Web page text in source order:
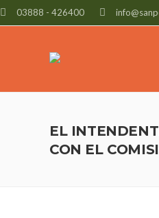
03888 - 426400
EL
CON EL